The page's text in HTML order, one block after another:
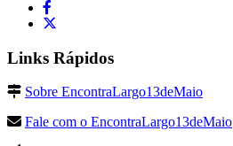
Links Rápidos
Sobre EncontraLargo13deMaio
Fale com o EncontraLargo13deMaio